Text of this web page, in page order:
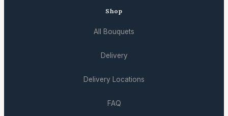
Shop
All Bouquets
Delivery
Delivery Locations
FAQ